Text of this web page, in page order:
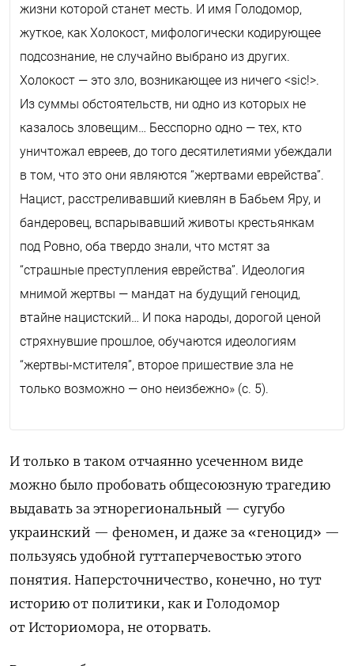
жизни которой станет месть. И имя Голодомор,
жуткое, как Холокост, мифологически кодирующее
подсознание, не случайно выбрано из других.
Холокост — это зло, возникающее из ничего <sic!>.
Из суммы обстоятельств, ни одно из которых не
казалось зловещим… Бесспорно одно — тех, кто
уничтожал евреев, до того десятилетиями убеждали
в том, что это они являются “жертвами еврейства”.
Нацист, расстреливавший киевлян в Бабьем Яру, и
бандеровец, вспарывавший животы крестьянкам
под Ровно, оба твердо знали, что мстят за
“страшные преступления еврейства”. Идеология
мнимой жертвы — мандат на будущий геноцид,
втайне нацистский… И пока народы, дорогой ценой
стряхнувшие прошлое, обучаются идеологиям
“жертвы-мстителя”, второе пришествие зла не
только возможно — оно неизбежно» (с. 5).
И только в таком отчаянно усеченном виде
можно было пробовать общесоюзную трагедию
выдавать за этнорегиональный — сугубо
украинский — феномен, и даже за «геноцид» —
пользуясь удобной гуттаперчевостью этого
понятия. Наперсточничество, конечно, но тут
историю от политики, как и Голодомор
от Историомора, не оторвать.